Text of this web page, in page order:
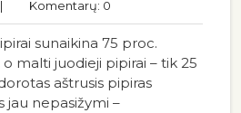
| Komentarų: 0
sunaikina 75 proc.
malti juodieji pipirai – tik 25
aštrusis pipiras
jau nepasižymi –